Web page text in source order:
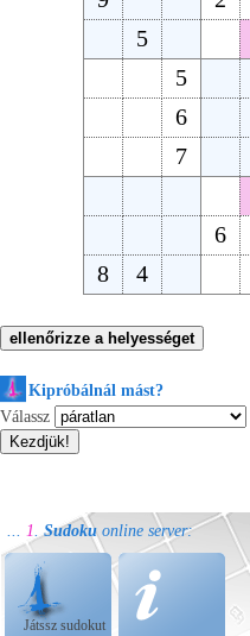
1 Sudoku online server:
Játssz sudokut
Kipróbálnál mást?
Válassz